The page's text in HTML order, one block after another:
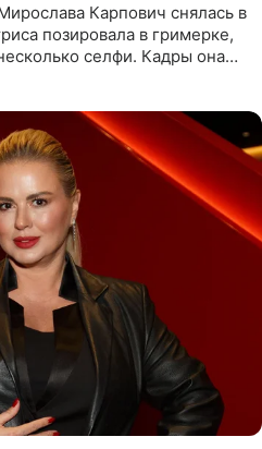
Карпович снялась в
позировала в гримерке,
селфи. Кадры она